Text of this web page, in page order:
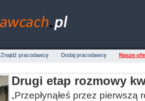
Znajdź pracodawcę Dodaj pracodawcę
Nasze
Drugi etap rozmowy
„Przepłynąłeś przez pierwszą